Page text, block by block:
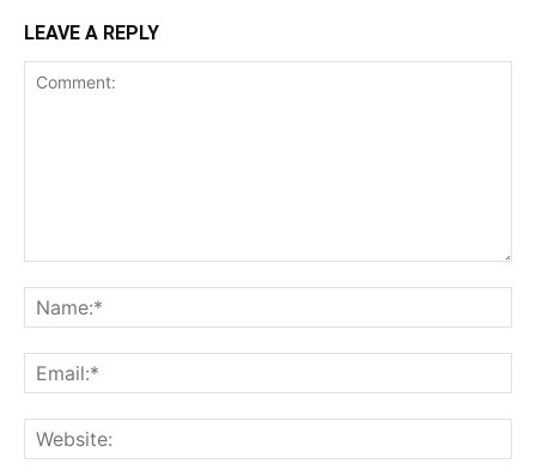
LEAVE A REPLY